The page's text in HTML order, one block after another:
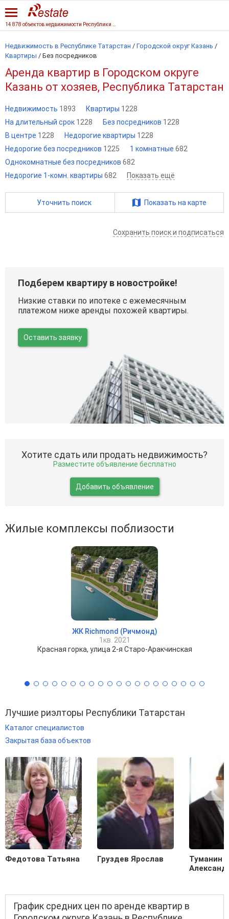
Недвижимость в Республике Татарстан / Городской округ Казань /
Квартиры / Без посредников
Аренда квартир в Городском округе
Казань от хозяев, Республика Татарстан
Недвижимость 1893 Квартиры 1228
На длительный срок 1228 Без посредников 1228
В центре 1228 Недорогие квартиры 1228
Недорогие без посредников 1225 1 комнатные 682
Однокомнатные без посредников 682
Недорогие 1-комн. квартиры 682 Показать ещё
Уточнить поиск Показать на карте
Сохранить поиск и подписаться
Подберем квартиру в новостройке!
Низкие ставки по ипотеке с ежемесячным
платежом ниже аренды похожей квартиры.
Оставить заявку
Хотите сдать или продать недвижимость?
Разместите объявление бесплатно
Добавить объявление
Жилые комплексы поблизости
ЖК Richmond (Ричмонд)
1кв. 2021
Красная горка, улица 2-я Старо-Аракчинская
Лучшие риэлторы Республики Татарстан
Каталог специалистов
Закрытая база объектов
Федотова Татьяна Груздев Ярослав
Туманин
График средних цен по аренде квартир в